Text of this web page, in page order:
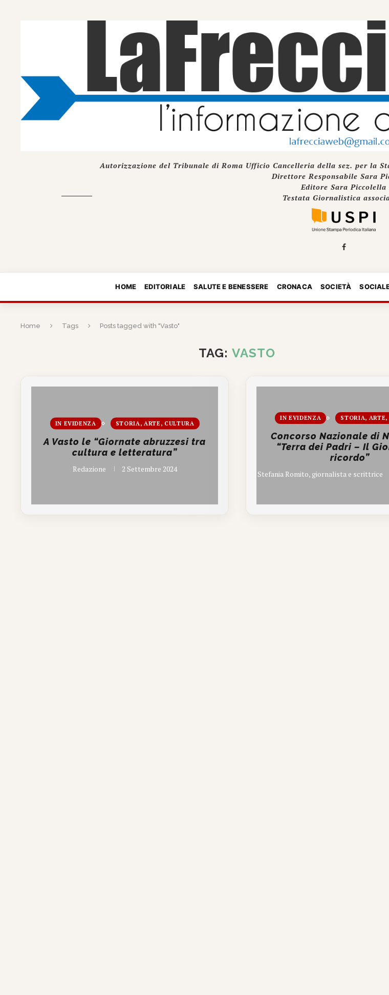
Autorizzazione del Tribunale di Roma Ufficio Cancelleria della sez. per la
Direttore Responsabile Sara
Editore Sara Piccolella
Testata Giornalistica
HOME EDITORIALE SALUTE E BENESSERE CRONACA SOCIETÀ
Home Tags Posts tagged with "Vasto"
TAG:VASTO
IN EVIDENZA STORIA, ARTE, CULTURA
A Vasto le “Giornate abruzzesi tra
cultura e letteratura”
Redazione 2 Settembre 2024
IN EVIDENZA STORIA, ARTE,
Concorso Nazionale di
“Terra dei Padri – Il
ricordo”
Stefania Romito, giornalista e scrittrice